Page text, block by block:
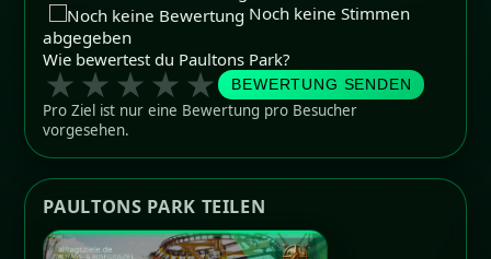
Noch keine Stimmen
abgegeben
Wie bewertest du Paultons Park?
★
★
★
★
★ BEWERTUNG SENDEN
Pro Ziel ist nur eine Bewertung pro Besucher
vorgesehen.
PAULTONS PARK TEILEN